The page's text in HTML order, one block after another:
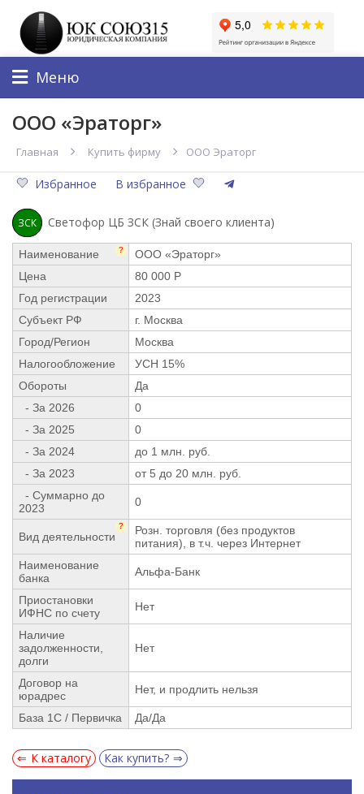
Меню
ООО «Эраторг»
Главная Купить фирму ООО Эраторг
Избранное В избранное
ЗСК Светофор ЦБ ЗСК (Знай своего клиента)
Наименование ?
ООО «Эраторг»
Цена
80 000 Р
Год регистрации
2023
Субъект РФ
г. Москва
Город/Регион
Москва
Налогообложение
УСН 15%
Обороты
Да
- За 2026
0
- За 2025
0
- За 2024
до 1 млн. руб.
- За 2023
от 5 до 20 млн. руб.
- Суммарно до
2023
0
Вид деятельности
?
Розн. торговля (без продуктов
питания), в т.ч. через Интернет
Наименование
банка
Альфа-Банк
Приостановки
ИФНС по счету
Нет
Наличие
задолженности,
долги
Нет
Договор на
юрадрес
Нет, и продлить нельзя
База 1С / Первичка Да/Да
К каталогу Как купить?